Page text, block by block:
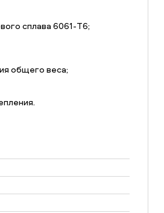
сплава 6061-T6;
общего веса;